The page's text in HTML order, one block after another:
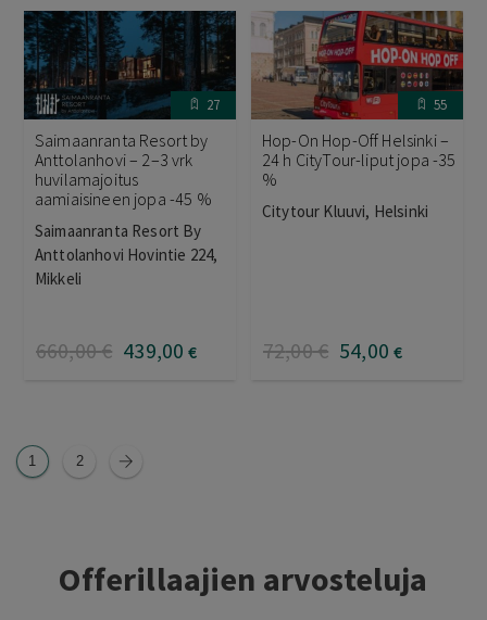
27
Saimaanranta Resort by
Anttolanhovi – 2–3 vrk
huvilamajoitus
aamiaisineen jopa -45 %
Saimaanranta Resort By
Anttolanhovi Hovintie 224,
Mikkeli
660,00€ 439,00 €
55
Hop-On Hop-Off Helsinki –
24 h CityTour-liput jopa -35
%
Citytour Kluuvi, Helsinki
72,00€ 54,00 €
1 2
Offerillaajien arvosteluja